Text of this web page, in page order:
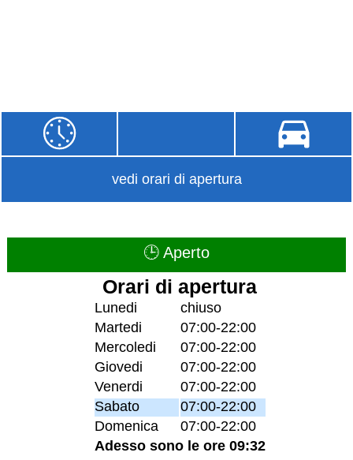
vedi orari di apertura
🕒 Aperto
Orari di apertura
Lunedi
chiuso
Martedi
07:00-22:00
Mercoledi
07:00-22:00
Giovedi
07:00-22:00
Venerdi
07:00-22:00
Sabato
07:00-22:00
Domenica
07:00-22:00
Adesso sono le ore 09:32